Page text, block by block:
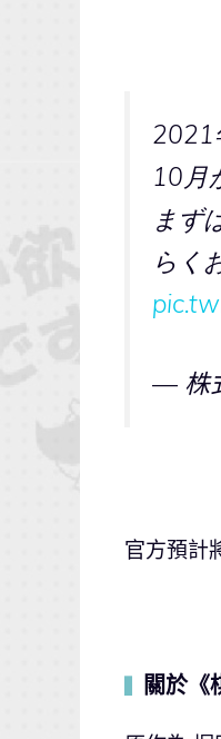
2021
10月
まず
らく
— 株
官方預計
關於《